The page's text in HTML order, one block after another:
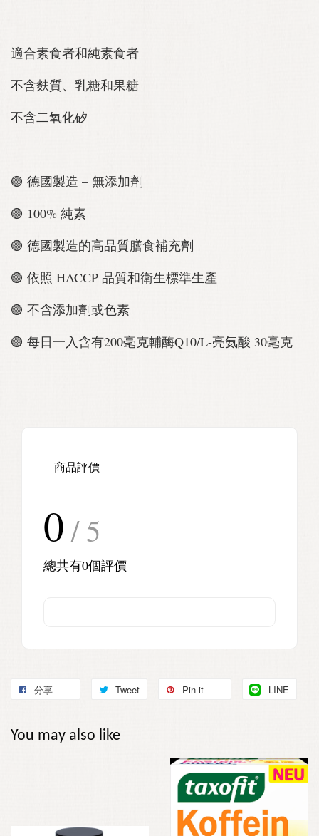
適合素食者和純素食者
不含麩質、乳糖和果糖
不含二氧化矽
🟢 德國製造 – 無添加劑
🟢 100% 純素
🟢 德國製造的高品質膳食補充劑
🟢 依照 HACCP 品質和衛生標準生產
🟢 不含添加劑或色素
🟢 每日一入含有200毫克輔酶Q10/L-亮氨酸 30毫克
商品評價
0 / 5
總共有0個評價
分享 Tweet Pin it LINE
You may also like